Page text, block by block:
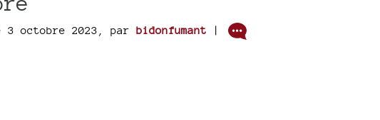
octobre 2023 par bidonfumant |